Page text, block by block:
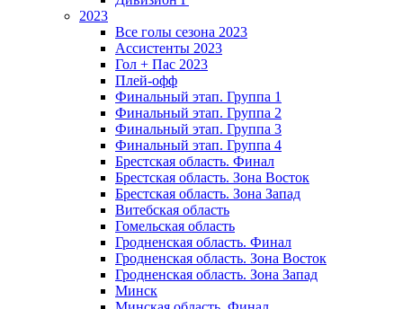
2023
Все голы сезона 2023
Ассистенты 2023
Гол + Пас 2023
Плей-офф
Финальный этап. Группа 1
Финальный этап. Группа 2
Финальный этап. Группа 3
Финальный этап. Группа 4
Брестская область. Финал
Брестская область. Зона Восток
Брестская область. Зона Запад
Витебская область
Гомельская область
Гродненская область. Финал
Гродненская область. Зона Восток
Гродненская область. Зона Запад
Минск